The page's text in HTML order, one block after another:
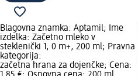
Blagovna znamka: Aptamil; Ime
izdelka: Začetno mleko v
steklenički 1, 0 m+, 200 ml; Pravna
kategorija:
začetna hrana za dojenčke; Cena: